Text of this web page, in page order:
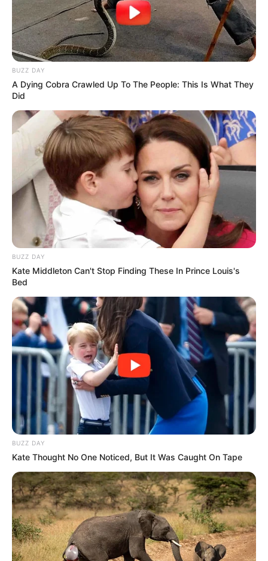
BUZZ DAY
A Dying Cobra Crawled Up To The People: This Is What They
Did
BUZZ DAY
Kate Middleton Can't Stop Finding These In Prince Louis's
Bed
BUZZ DAY
Kate Thought No One Noticed, But It Was Caught On Tape